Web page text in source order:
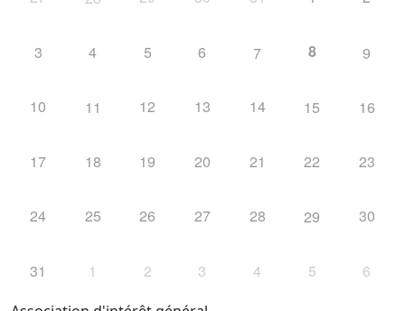
3 4 5 6 7 8 9
10 11 12 13 14 15 16
17 18 19 20 21 22 23
24 25 26 27 28 29 30
31 1 2 3 4 5 6